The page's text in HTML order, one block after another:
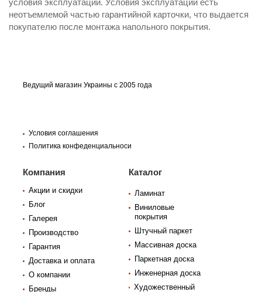
условия эксплуатации. Условия эксплуатации есть
неотъемлемой частью гарантийной карточки, что выдается
покупателю после монтажа напольного покрытия.
Ведущий магазин Украины с 2005 года
Условия соглашения
Политика конфеденциальноси
Компания
Акции и скидки
Блог
Галерея
Производство
Гарантия
Доставка и оплата
О компании
Бренды
Каталог
Ламинат
Виниловые
покрытия
Штучный паркет
Массивная доска
Паркетная доска
Инженерная доска
Художественный